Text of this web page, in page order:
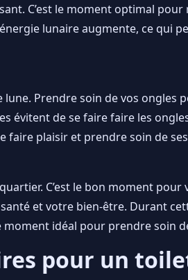
C’est le moment optimal
lunaire augmente, ce qui
lune. Prendre soin de vos
évitent de se faire faire les
plaisir et prendre soin de
C’est le bon moment
et votre bien-être. Durant
idéal pour prendre soin
pour un